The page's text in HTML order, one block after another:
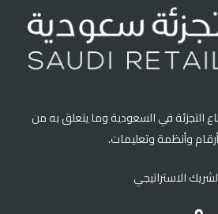
في السعودية وما يتعلق به من
وأنظمة وتعليمات.
الاستراتيجي